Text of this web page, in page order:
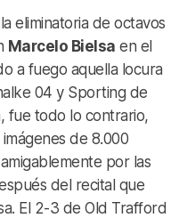
eliminatoria de octavos
Marcelo Bielsa en el
a fuego aquella locura
04 y Sporting de
fue todo lo contrario,
de 8.000
por las
del recital que
El 2-3 de Old Trafford